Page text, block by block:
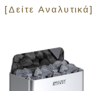
[Δείτε Αναλυτικά]